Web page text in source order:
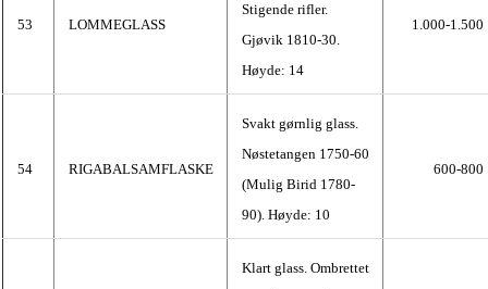
53 LOMMEGLASS
Stigende rifler.
Gjøvik 1810-30.
Høyde: 14
1.000-1.500
54 RIGABALSAMFLASKE
Svakt gørnlig glass.
Nøstetangen 1750-60
(Mulig Birid 1780-
90). Høyde: 10
600-800
Klart glass. Ombrettet